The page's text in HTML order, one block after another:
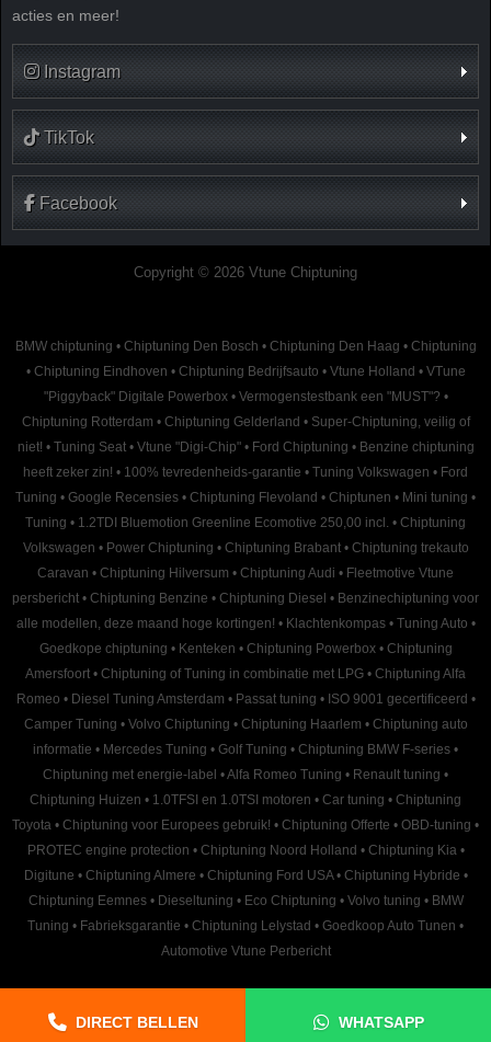
acties en meer!
Instagram
TikTok
Facebook
Copyright © 2026 Vtune Chiptuning
BMW chiptuning • Chiptuning Den Bosch • Chiptuning Den Haag • Chiptuning
• Chiptuning Eindhoven • Chiptuning Bedrijfsauto • Vtune Holland • VTune
"Piggyback" Digitale Powerbox • Vermogenstestbank een "MUST"? •
Chiptuning Rotterdam • Chiptuning Gelderland • Super-Chiptuning, veilig of
niet! • Tuning Seat • Vtune "Digi-Chip" • Ford Chiptuning • Benzine chiptuning
heeft zeker zin! • 100% tevredenheids-garantie • Tuning Volkswagen • Ford
Tuning • Google Recensies • Chiptuning Flevoland • Chiptunen • Mini tuning •
Tuning • 1.2TDI Bluemotion Greenline Ecomotive 250,00 incl. • Chiptuning
Volkswagen • Power Chiptuning • Chiptuning Brabant • Chiptuning trekauto
Caravan • Chiptuning Hilversum • Chiptuning Audi • Fleetmotive Vtune
persbericht • Chiptuning Benzine • Chiptuning Diesel • Benzinechiptuning voor
alle modellen, deze maand hoge kortingen! • Klachtenkompas • Tuning Auto •
Goedkope chiptuning • Kenteken • Chiptuning Powerbox • Chiptuning
Amersfoort • Chiptuning of Tuning in combinatie met LPG • Chiptuning Alfa
Romeo • Diesel Tuning Amsterdam • Passat tuning • ISO 9001 gecertificeerd •
Camper Tuning • Volvo Chiptuning • Chiptuning Haarlem • Chiptuning auto
informatie • Mercedes Tuning • Golf Tuning • Chiptuning BMW F-series •
Chiptuning met energie-label •Alfa Romeo Tuning • Renault tuning •
Chiptuning Huizen • 1.0TFSI en 1.0TSI motoren • Car tuning • Chiptuning
Toyota • Chiptuning voor Europees gebruik! • Chiptuning Offerte • OBD-tuning •
PROTEC engine protection • Chiptuning Noord Holland • Chiptuning Kia •
Digitune • Chiptuning Almere • Chiptuning Ford USA • Chiptuning Hybride •
Chiptuning Eemnes • Dieseltuning • Eco Chiptuning • Volvo tuning • BMW
Tuning • Fabrieksgarantie • Chiptuning Lelystad • Goedkoop Auto Tunen •
Automotive Vtune Perbericht
DIRECT BELLEN WHATSAPP